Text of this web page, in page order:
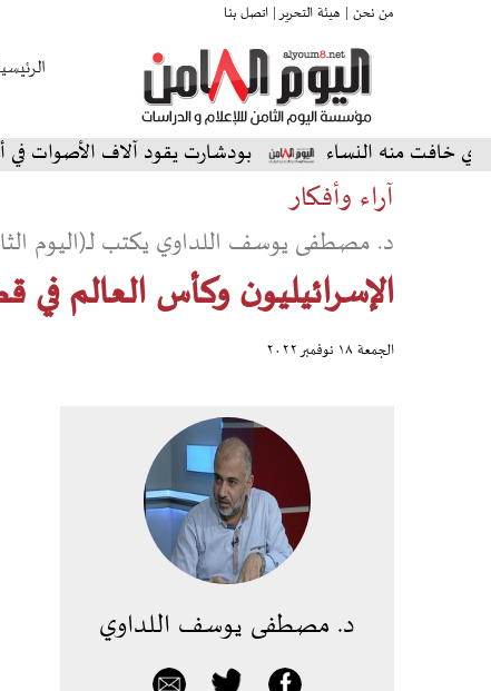
من نحن | هيئة التحرير | اتصل بنا
النساء بودشارت يقود آلاف الأصوات في أمسية
آراء وأفكار
د. مصطفى يوسف اللداوي يكتب لـ(اليوم
الإسرائيليون وكأس العالم
الجمعة ١٨ نوفمبر ٢٠٢٢
د. مصطفى يوسف اللداوي